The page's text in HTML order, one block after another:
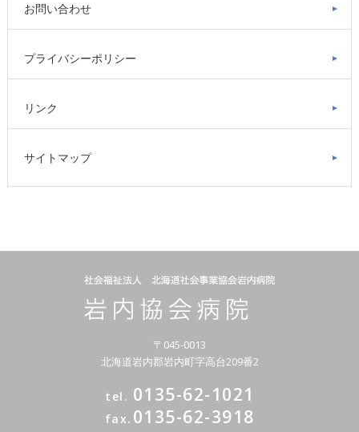
お問い合わせ
プライバシーポリシー
リンク
サイトマップ
〒045-0013
北海道岩内郡岩内町字高台209番2
tel. 0135-62-1021
fax. 0135-62-3918